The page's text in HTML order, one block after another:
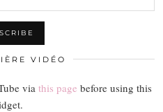
VIDÉO
via this page before using this